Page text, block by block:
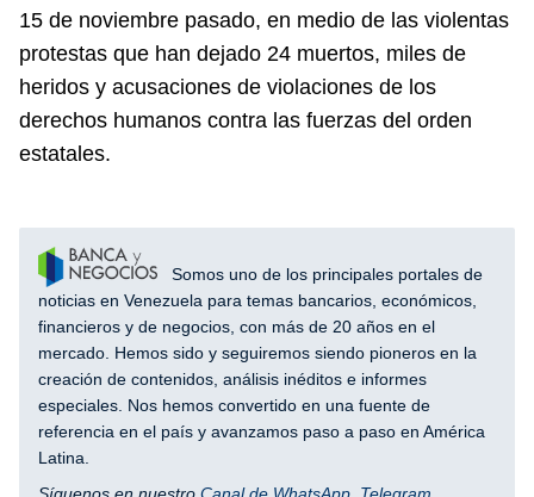
15 de noviembre pasado, en medio de las violentas
protestas que han dejado 24 muertos, miles de
heridos y acusaciones de violaciones de los
derechos humanos contra las fuerzas del orden
estatales.
Somos uno de los principales portales de
noticias en Venezuela para temas bancarios, económicos,
financieros y de negocios, con más de 20 años en el
mercado. Hemos sido y seguiremos siendo pioneros en la
creación de contenidos, análisis inéditos e informes
especiales. Nos hemos convertido en una fuente de
referencia en el país y avanzamos paso a paso en América
Latina.